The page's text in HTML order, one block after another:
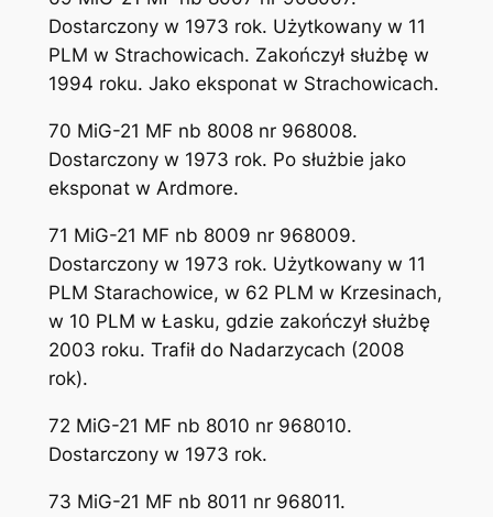
Dostarczony w 1973 rok. Użytkowany w 11
PLM w Strachowicach. Zakończył służbę w
1994 roku. Jako eksponat w Strachowicach.
70 MiG-21 MF nb 8008 nr 968008.
Dostarczony w 1973 rok. Po służbie jako
eksponat w Ardmore.
71 MiG-21 MF nb 8009 nr 968009.
Dostarczony w 1973 rok. Użytkowany w 11
PLM Starachowice, w 62 PLM w Krzesinach,
w 10 PLM w Łasku, gdzie zakończył służbę
2003 roku. Trafił do Nadarzycach (2008
rok).
72 MiG-21 MF nb 8010 nr 968010.
Dostarczony w 1973 rok.
73 MiG-21 MF nb 8011 nr 968011.